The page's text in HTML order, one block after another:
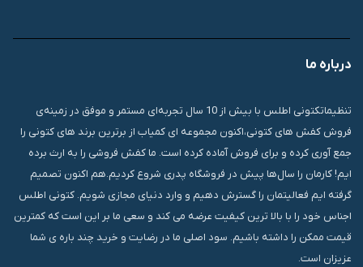
درباره ما
تنظیماتکتونی اطلس با بیش از 10 سال تجربه‌ای مستمر و موفق در زمینه‌ی
فروش کفش های کتونی،اکنون مجموعه ای کمیاب از برترین برند های کتونی را
جمع آوری کرده و برای فروش آماده کرده است. ما کفش فروشی را به ارث برده
ایم! کارمان را سال‌ها پیش در فروشگاه پدری شروع کردیم.هم اکنون تصمیم
گرفته ایم فعالیتمان را گسترش دهیم و وارد دنیای مجازی شویم. کتونی اطلس
اجناس خود را با بالا ترین کیفیت عرضه می کند و سعی ما بر این است که کمترین
قیمت ممکن را داشته باشیم. سود اصلی ما در رضایت و خرید چند باره ی شما
عزیزان است.